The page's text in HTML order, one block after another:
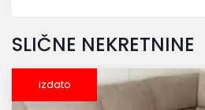
SLIČNE NEKRETNINE
izdato